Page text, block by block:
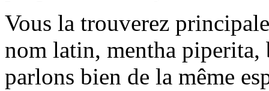
Vous la trouverez
nom latin, mentha piperita,
parlons bien de la même